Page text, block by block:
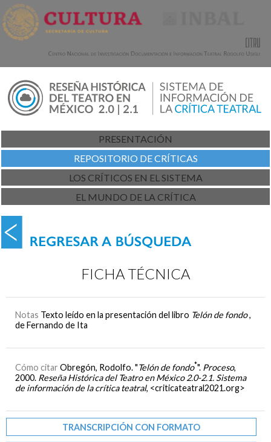
PRESENTACIÓN
REPOSITORIO DE CRÍTICAS
LOS CRÍTICOS EN EL SISTEMA
EL MUNDO DE LA CRÍTICA
FICHA TÉCNICA
Notas Texto leído en la presentación del libro Telón de fondo,
de Fernando de Ita
Cómo citar Obregón, Rodolfo. "Telón de fondo*". Proceso,
2000. Reseña Histórica del Teatro en México 2.0-2.1. Sistema
de información de la crítica teatral, <criticateatral2021.org>
TRANSCRIPCIÓN CON FORMATO